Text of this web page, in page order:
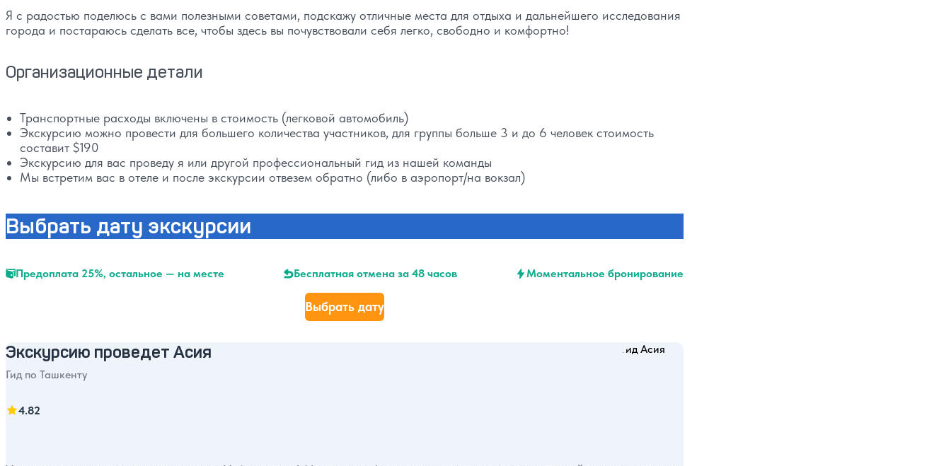
Я с радостью поделюсь с вами полезными советами, подскажу отличные места для отдыха и дальнейшего исследования
города и постараюсь сделать все, чтобы здесь вы почувствовали себя легко, свободно и комфортно!
Организационные детали
Транспортные расходы включены в стоимость (легковой автомобиль)
Экскурсию можно провести для большего количества участников, для группы больше 3 и до 6 человек стоимость
составит $190
Экскурсию для вас проведу я или другой профессиональный гид из нашей команды
Мы встретим вас в отеле и после экскурсии отвезем обратно (либо в аэропорт/на вокзал)
Выбрать дату экскурсии
Предоплата 25%, остальное — на месте Бесплатная отмена за 48 часов Моментальное бронирование
Выбрать дату
Экскурсию проведет Асия
Гид по Ташкенту
4.82